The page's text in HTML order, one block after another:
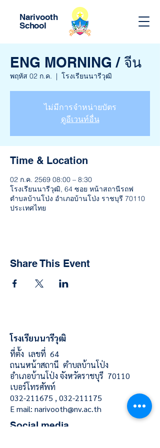
Narivooth
School
ENG MORNING / จีน
พฤหัส 02 ก.ค.
  |
โรงเรียนนารีวุฒิ
ไม่มีการจำหน่ายบัตร
ดูอีเวนท์อื่น
Time & Location
02 ก.ค. 2569 08:00 – 8:30
โรงเรียนนารีวุฒิ, 64 ซอย หน้าสถานีรถฟ
ตำบลบ้านโป่ง อำเภอบ้านโป่ง ราชบุรี 70110
ประเทศไทย
Share This Event
โรงเรียนนารีวุฒิ
ที่ตั้ง เลขที่ 64
ถนนหน้าสถานี ตำบลบ้านโป่ง
อำเภอบ้านโป่ง จังหวัดราชบุรี 70110
เบอร์โทรศัพท์
032-211675 , 032-211175
E mail: narivooth@nv.ac.th
Social media